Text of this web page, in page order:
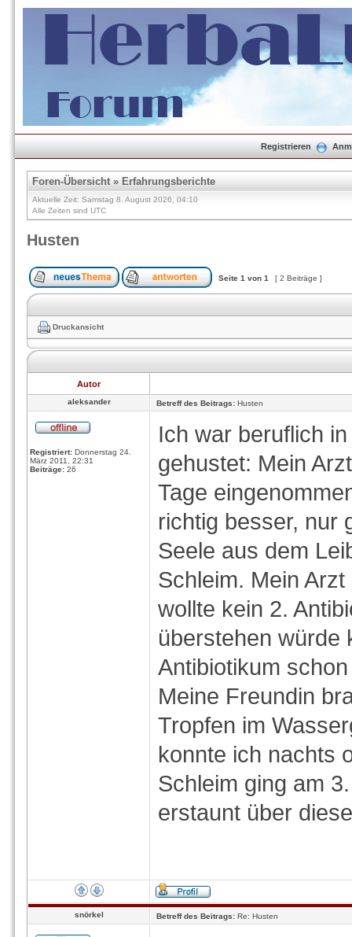
Registrieren
Foren-Übersicht» Erfahrungsberichte
Aktuelle Zeit: Samstag 8. August 2026, 04:10
Alle Zeiten sind UTC
Husten
Seite 1 von 1 [ 2 Beiträge ]
Druckansicht
Autor
aleksander Betreff des Beitrags: Husten
Registriert: Donnerstag 24.
März 2011, 22:31
Beiträge: 26
Ich war beruflich
gehustet: Mein
Tage
richtig besser, nur
Seele aus dem
Schleim. Mein
wollte kein 2.
überstehen würde
Antibiotikum
Meine Freundin
Tropfen im
konnte ich nachts
Schleim ging am
erstaunt über
snörkel Betreff des Beitrags: Re: Husten